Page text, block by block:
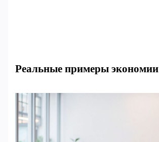
Реальные примеры экономии